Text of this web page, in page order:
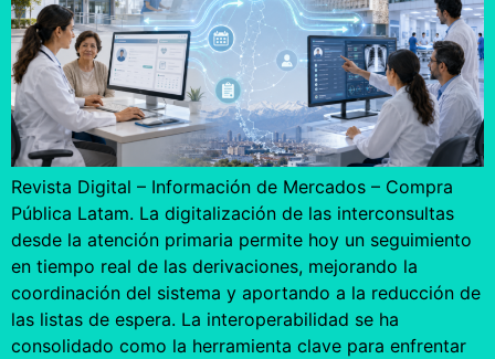
Revista Digital – Información de Mercados – Compra
Pública Latam. La digitalización de las interconsultas
desde la atención primaria permite hoy un seguimiento
en tiempo real de las derivaciones, mejorando la
coordinación del sistema y aportando a la reducción de
las listas de espera. La interoperabilidad se ha
consolidado como la herramienta clave para enfrentar